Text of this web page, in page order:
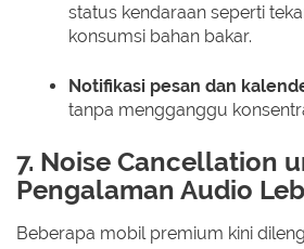
status kendaraan seperti
konsumsi bahan bakar.
Notifikasi pesan dan
tanpa mengganggu
7. Noise Cancellation
Pengalaman Audio
Beberapa mobil premium kini